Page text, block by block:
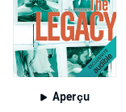
Aperçu